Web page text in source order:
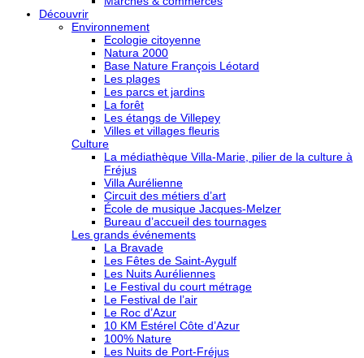
Découvrir
Environnement
Ecologie citoyenne
Natura 2000
Base Nature François Léotard
Les plages
Les parcs et jardins
La forêt
Les étangs de Villepey
Villes et villages fleuris
Culture
La médiathèque Villa-Marie, pilier de la culture à
Fréjus
Villa Aurélienne
Circuit des métiers d’art
École de musique Jacques-Melzer
Bureau d’accueil des tournages
Les grands événements
La Bravade
Les Fêtes de Saint-Aygulf
Les Nuits Auréliennes
Le Festival du court métrage
Le Festival de l’air
Le Roc d’Azur
10 KM Estérel Côte d’Azur
100% Nature
Les Nuits de Port-Fréjus